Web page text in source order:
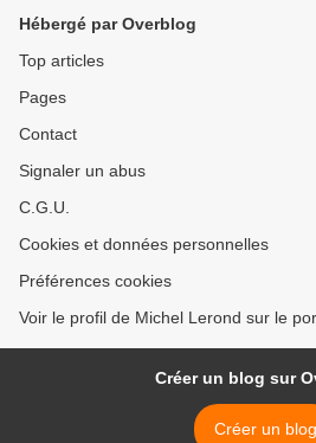
Hébergé par Overblog
Top articles
Pages
Contact
Signaler un abus
C.G.U.
Cookies et données personnelles
Préférences cookies
Voir le profil de Michel Lerond sur le
Créer un blog sur
Créer un blog